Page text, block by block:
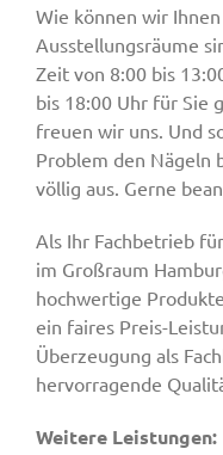
Wie können wir
Ausstellungsräume
Zeit von 8:00 bis
bis 18:00 Uhr für Sie
freuen wir uns. Und
Problem den Nägeln
völlig aus. Gerne
Als Ihr Fachbetrieb
im Großraum
hochwertige
ein faires Preis-
Überzeugung als
hervorragende
Weitere Leistungen: